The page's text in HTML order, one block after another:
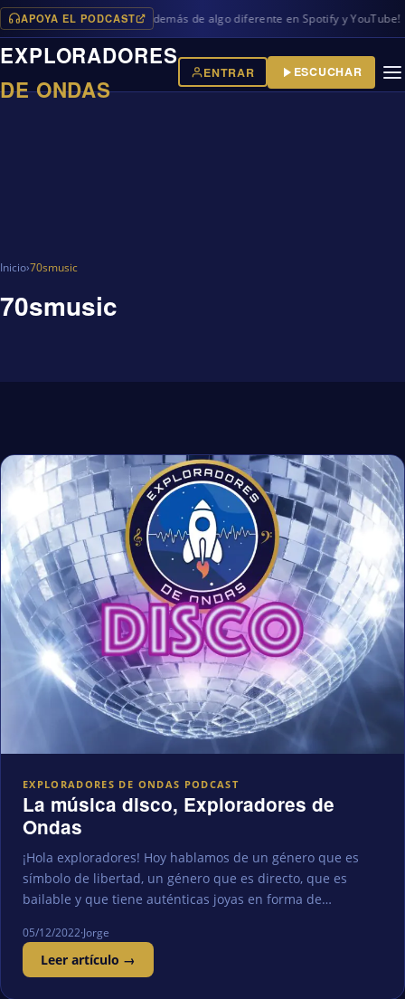
APOYA EL PODCAST
programas en iVoox, además de algo diferente en Spotify y YouTube!
EXPLORADORES
DE ONDAS
ENTRAR ESCUCHAR
Inicio›70smusic
70smusic
EXPLORADORES DE ONDAS PODCAST
La música disco, Exploradores de
Ondas
¡Hola exploradores! Hoy hablamos de un género que es
símbolo de libertad, un género que es directo, que es
bailable y que tiene auténticas joyas en forma de…
05/12/2022·Jorge
Leer artículo →